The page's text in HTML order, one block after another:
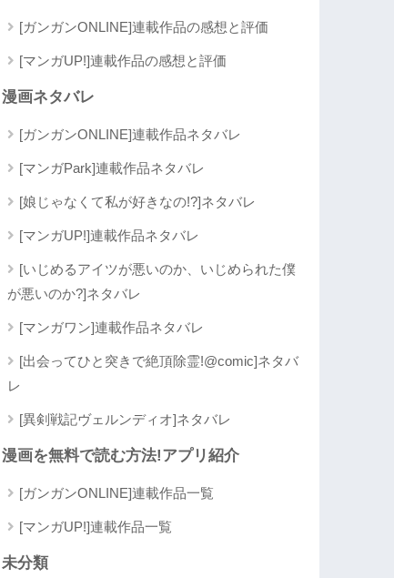
[ガンガンONLINE]連載作品の感想と評価
[マンガUP!]連載作品の感想と評価
漫画ネタバレ
[ガンガンONLINE]連載作品ネタバレ
[マンガPark]連載作品ネタバレ
[娘じゃなくて私が好きなの!?]ネタバレ
[マンガUP!]連載作品ネタバレ
[いじめるアイツが悪いのか、いじめられた僕
が悪いのか?]ネタバレ
[マンガワン]連載作品ネタバレ
[出会ってひと突きで絶頂除霊!@comic]ネタバ
レ
[異剣戦記ヴェルンディオ]ネタバレ
漫画を無料で読む方法!アプリ紹介
[ガンガンONLINE]連載作品一覧
[マンガUP!]連載作品一覧
未分類